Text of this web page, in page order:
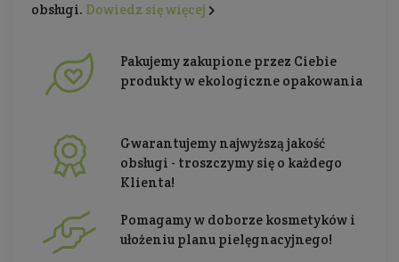
obsługi. Dowiedz się więcej
Pakujemy zakupione przez Ciebie
produkty w ekologiczne opakowania
Gwarantujemy najwyższą jakość
obsługi - troszczymy się o każdego
Klienta!
Pomagamy w doborze kosmetyków i
ułożeniu planu pielęgnacyjnego!